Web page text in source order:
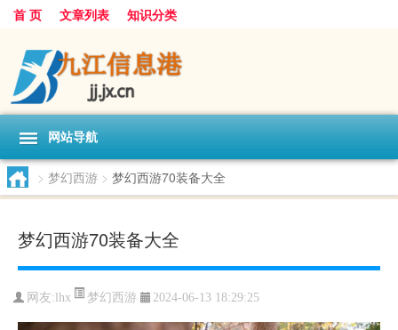
首 页 文章列表 知识分类
网站导航
> 梦幻西游 > 梦幻西游70装备大全
梦幻西游70装备大全
网友: lhx 梦幻西游 2024-06-13 18:29:25